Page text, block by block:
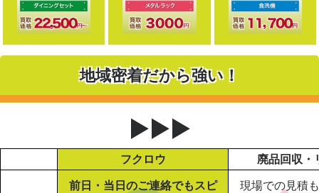
地域密着だから強い！
▶▶▶
フクロウ 廃品回収・
前日・当日のご連絡でもスピ
現場での見積